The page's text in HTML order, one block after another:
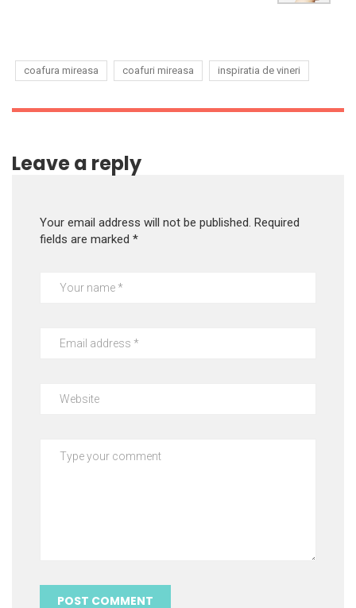
coafura mireasa coafuri mireasa inspiratia de vineri
Leave a reply
Your email address will not be published. Required
fields are marked *